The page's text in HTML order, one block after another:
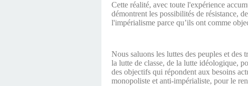
Cette réalité, avec toute l'expérience
démontrent les possibilités de résistance,
l'impérialisme parce qu’ils ont comme
Nous saluons les luttes des peuples et
la lutte de classe, de la lutte idéologique,
des objectifs qui répondent aux besoins
monopoliste et anti-impérialiste, pour le